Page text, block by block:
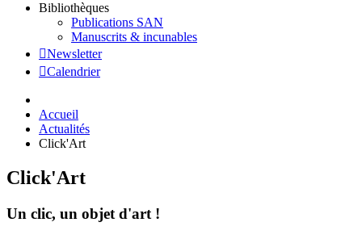
Bibliothèques
Publications SAN
Manuscrits & incunables
Newsletter
Calendrier
Accueil
Actualités
Click'Art
Click'Art
Un clic, un objet d'art !